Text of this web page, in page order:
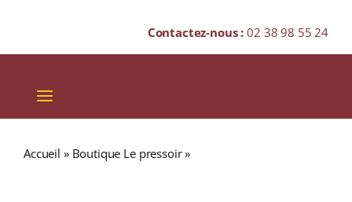
Contactez-nous :02 38 98 55 24
Toggle
Navigation
Accueil » Boutique Le pressoir»